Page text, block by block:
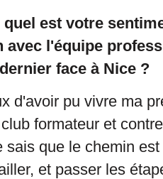
est votre
avec l'équipe
face à Nice ?
d'avoir pu vivre ma
formateur et
sais que le chemin
et passer les